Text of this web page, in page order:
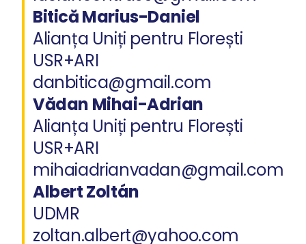
Bitică Marius-Daniel
Alianța Uniți pentru Florești
USR+ARI
danbitica@gmail.com
Vădan Mihai-Adrian
Alianța Uniți pentru Florești
USR+ARI
mihaiadrianvadan@gmail.com
Albert Zoltán
UDMR
zoltan.albert@yahoo.com